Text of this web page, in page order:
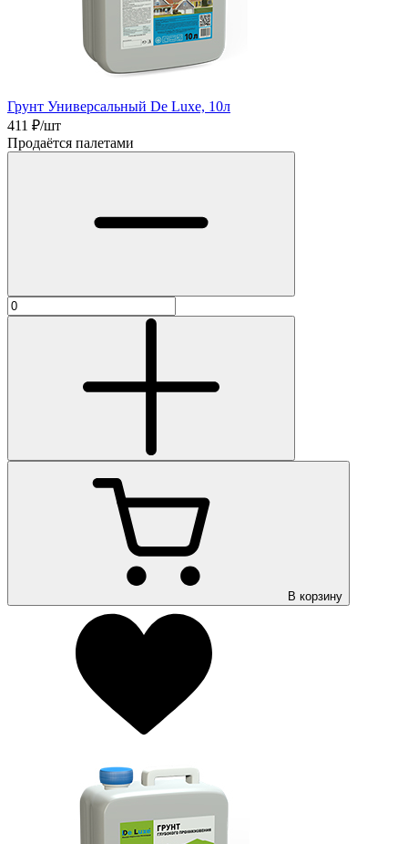
Грунт Универсальный De Luxe, 10л
411 ₽/шт
Продаётся палетами
В корзину